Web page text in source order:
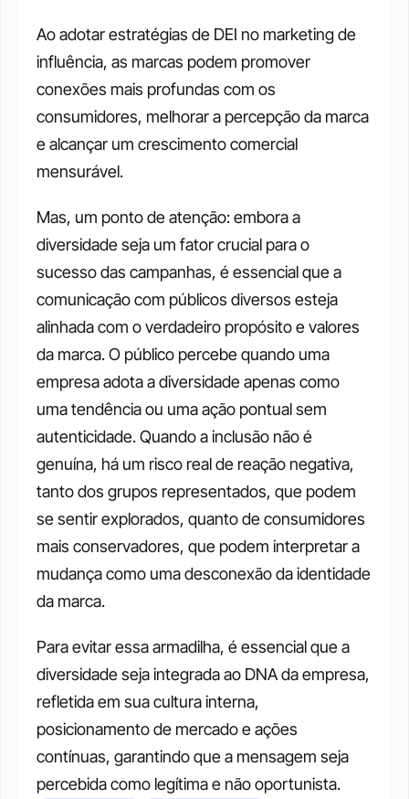
Ao adotar estratégias de DEI no marketing de
influência, as marcas podem promover
conexões mais profundas com os
consumidores, melhorar a percepção da marca
e alcançar um crescimento comercial
mensurável.
Mas, um ponto de atenção: embora a
diversidade seja um fator crucial para o
sucesso das campanhas, é essencial que a
comunicação com públicos diversos esteja
alinhada com o verdadeiro propósito e valores
da marca. O público percebe quando uma
empresa adota a diversidade apenas como
uma tendência ou uma ação pontual sem
autenticidade. Quando a inclusão não é
genuína, há um risco real de reação negativa,
tanto dos grupos representados, que podem
se sentir explorados, quanto de consumidores
mais conservadores, que podem interpretar a
mudança como uma desconexão da identidade
da marca.
Para evitar essa armadilha, é essencial que a
diversidade seja integrada ao DNA da empresa,
refletida em sua cultura interna,
posicionamento de mercado e ações
contínuas, garantindo que a mensagem seja
percebida como legítima e não oportunista.